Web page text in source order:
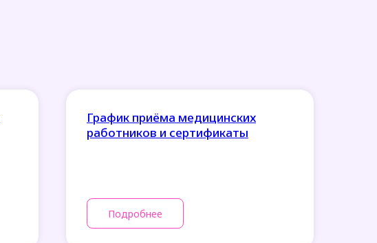
График приёма медицинских
работников и сертификаты
Подробнее